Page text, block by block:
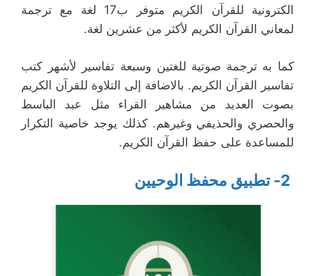
الكترونية للقرآن الكريم متوفر ب17 لغة مع ترجمة
لمعاني القرآن الكريم لأكثر من عشرين لغة.
كما به ترجمة صوتية للغتين وسبعة تفاسير لأشهر كتب
تفاسير القرآن الكريم. بالاضافة إلى التلاوة للقرآن الكريم
بصوت العديد من مشاهير القراء مثل عبد الباسط
والحصري والحذيفي وغيرهم. كذلك يوجد خاصية التكرار
للمساعدة على حفظ القرآن الكريم.
2- تطبيق محفظ الوحيين